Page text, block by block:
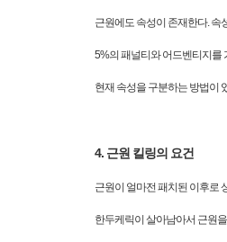
근원에도 속성이 존재한다. 속
5%의 패널티와 어드벤티지를
현재 속성을 구분하는 방법이
4. 근원 킬링의 요건
근원이 얼마전 패치된 이후로
한두케릭이 살아남아서 근원